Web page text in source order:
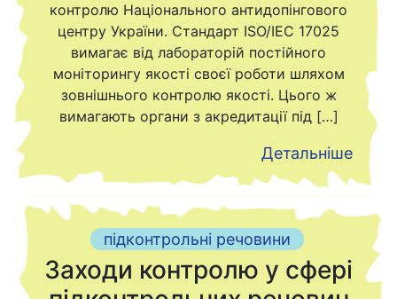
контролю Національного антидопінгового
центру України. Стандарт ISO/IEC 17025
вимагає від лабораторій постійного
моніторингу якості своєї роботи шляхом
зовнішнього контролю якості. Цього ж
вимагають органи з акредитації під […]
Детальніше
підконтрольні речовини
Заходи контролю у сфері